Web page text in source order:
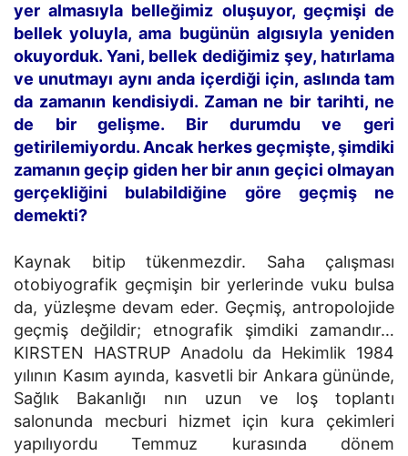
yer almasıyla belleğimiz oluşuyor, geçmişi de
bellek yoluyla, ama bugünün algısıyla yeniden
okuyorduk. Yani, bellek dediğimiz şey, hatırlama
ve unutmayı aynı anda içerdiği için, aslında tam
da zamanın kendisiydi. Zaman ne bir tarihti, ne
de bir gelişme. Bir durumdu ve geri
getirilemiyordu. Ancak herkes geçmişte, şimdiki
zamanın geçip giden her bir anın geçici olmayan
gerçekliğini bulabildiğine göre geçmiş ne
demekti?
Kaynak bitip tükenmezdir. Saha çalışması
otobiyografik geçmişin bir yerlerinde vuku bulsa
da, yüzleşme devam eder. Geçmiş, antropolojide
geçmiş değildir; etnografik şimdiki zamandır…
KIRSTEN HASTRUP Anadolu da Hekimlik 1984
yılının Kasım ayında, kasvetli bir Ankara gününde,
Sağlık Bakanlığı nın uzun ve loş toplantı
salonunda mecburi hizmet için kura çekimleri
yapılıyordu Temmuz kurasında dönem